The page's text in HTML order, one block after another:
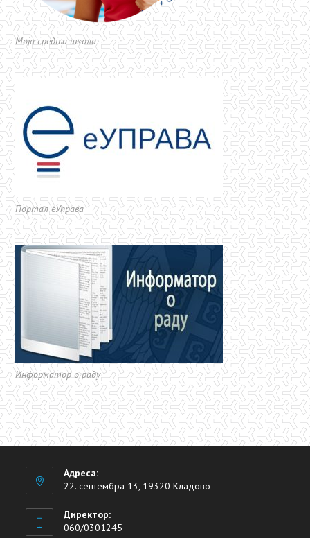
Моја средња школа
Портал еУправа
Информатор о раду
Адреса:
22. септембра 13, 19320 Кладово
Директор:
060/0301245